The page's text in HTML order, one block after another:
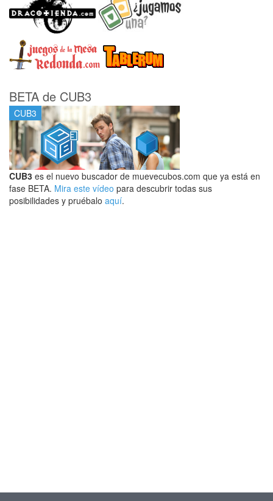
BETA de CUB3
CUB3
CUB3 es el nuevo buscador de muevecubos.com que ya está en
fase BETA. Mira este vídeo para descubrir todas sus
posibilidades y pruébalo aquí.